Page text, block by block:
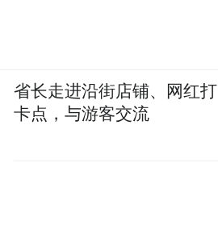
省长走进沿街店铺、网红打
卡点，与游客交流